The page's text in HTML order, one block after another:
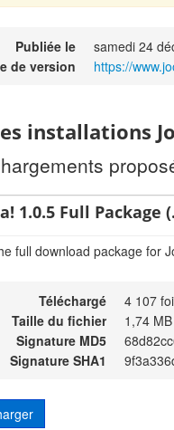
Publiée le
samedi 24
de version
https://
installations
1.0.5 Full Package
full download package for
Téléchargé
4 107
Taille du fichier
1,74 MB
Signature MD5
Signature SHA1